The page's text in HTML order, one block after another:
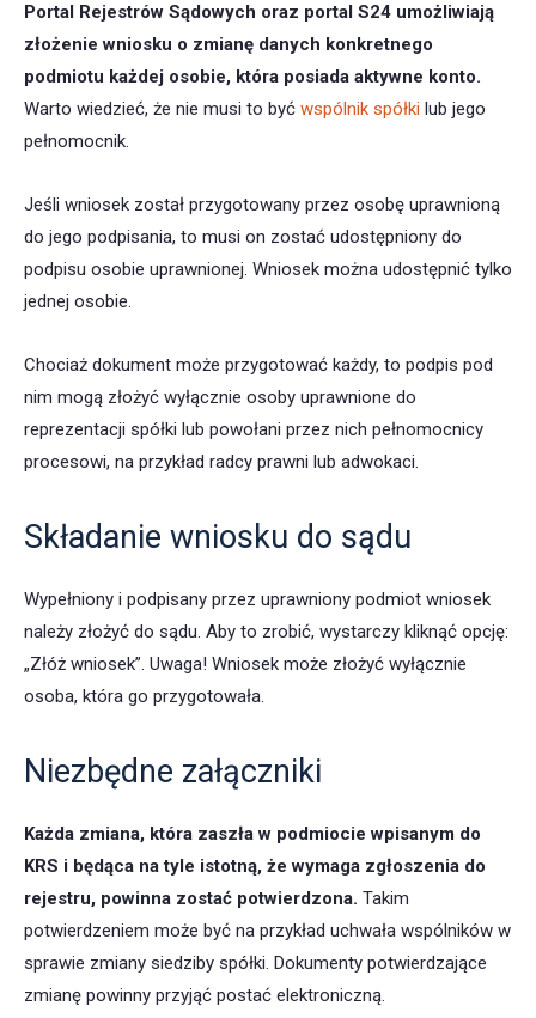
Portal Rejestrów Sądowych oraz portal S24 umożliwiają
złożenie wniosku o zmianę danych konkretnego
podmiotu każdej osobie, która posiada aktywne konto.
Warto wiedzieć, że nie musi to być wspólnik spółki lub jego
pełnomocnik.
Jeśli wniosek został przygotowany przez osobę uprawnioną
do jego podpisania, to musi on zostać udostępniony do
podpisu osobie uprawnionej. Wniosek można udostępnić tylko
jednej osobie.
Chociaż dokument może przygotować każdy, to podpis pod
nim mogą złożyć wyłącznie osoby uprawnione do
reprezentacji spółki lub powołani przez nich pełnomocnicy
procesowi, na przykład radcy prawni lub adwokaci.
Składanie wniosku do sądu
Wypełniony i podpisany przez uprawniony podmiot wniosek
należy złożyć do sądu. Aby to zrobić, wystarczy kliknąć opcję:
„Złóż wniosek”. Uwaga! Wniosek może złożyć wyłącznie
osoba, która go przygotowała.
Niezbędne załączniki
Każda zmiana, która zaszła w podmiocie wpisanym do
KRS i będąca na tyle istotną, że wymaga zgłoszenia do
rejestru, powinna zostać potwierdzona. Takim
potwierdzeniem może być na przykład uchwała wspólników w
sprawie zmiany siedziby spółki. Dokumenty potwierdzające
zmianę powinny przyjąć postać elektroniczną.